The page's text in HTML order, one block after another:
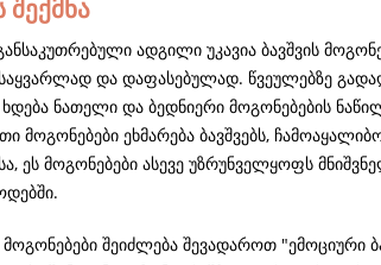
ადგილი უკავია ბავშვის
და დაფასებულად. წვეულებზე
ნათელი და ბედნიერი მოგონებების
მოგონებები ეხმარება ბავშვებს,
ეს მოგონებები ასევე უზრუნველყოფს
მოგონებები შეიძლება შევადაროთ "ემოციური